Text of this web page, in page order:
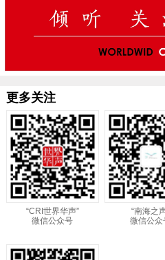
更多关注
“CRI世界华声”
微信公众号
“南海之
微信公众